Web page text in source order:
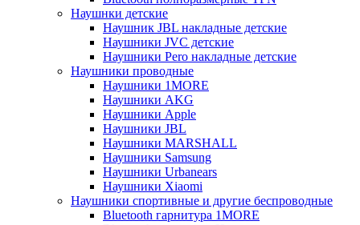
Наушнки детские
Наушник JBL накладные детские
Наушники JVC детские
Наушники Pero накладные детские
Наушники проводные
Наушники 1MORE
Наушники AKG
Наушники Apple
Наушники JBL
Наушники MARSHALL
Наушники Samsung
Наушники Urbanears
Наушники Xiaomi
Наушники спортивные и другие беспроводные
Bluetooth гарнитура 1MORE